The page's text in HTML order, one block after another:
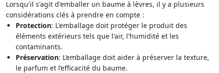
Lorsqu'il s'agit d'emballer un baume à lèvres, il y a plusieurs
considérations clés à prendre en compte :
Protection: L'emballage doit protéger le produit des
éléments extérieurs tels que l'air, l'humidité et les
contaminants.
Préservation: L’emballage doit aider à préserver la texture,
le parfum et l’efficacité du baume.